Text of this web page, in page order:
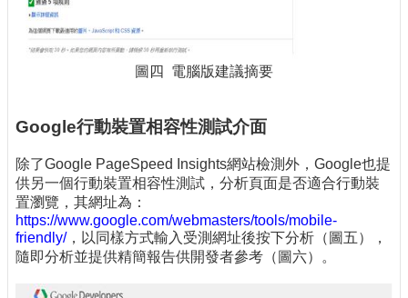
圖四 電腦版建議摘要
Google行動裝置相容性測試介面
除了Google PageSpeed Insights網站檢測外，Google也提
供另一個行動裝置相容性測試，分析頁面是否適合行動裝
置瀏覽，其網址為：
https://www.google.com/webmasters/tools/mobile-
friendly/ ，以同樣方式輸入受測網址後按下分析（圖五），
隨即分析並提供精簡報告供開發者參考（圖六）。